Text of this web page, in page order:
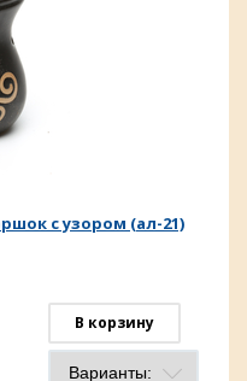
с узором (ал-21)
В корзину